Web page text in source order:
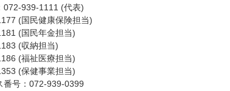
072-939-1111 (代表)
(国民健康保険担当)
(国民年金担当)
(収納担当)
(福祉医療担当)
(保健事業担当)
番号：072-939-0399